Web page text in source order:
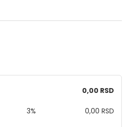
0,00 RSD
3% 0,00 RSD